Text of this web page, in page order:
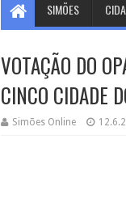
SIMÕES
VOTAÇÃO DO
CINCO CIDADE
Simões Online